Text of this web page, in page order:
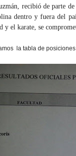
recibió de parte
dentro y fuera del
y el karate, se
la tabla de